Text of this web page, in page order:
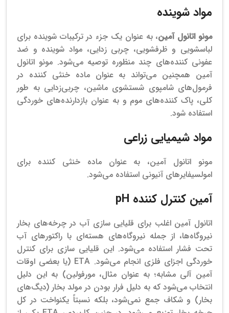
مواد شوینده
مونو اتانول آمین، به عنوان یک جزء در ترکیبات شوینده برای
لباسشویی و ظرفشویی، چربی زدایی، مواد شوینده و ضد
عفونی کننده‌های چند منظوره توصیه می‌شود. مونو اتانول
آمین همچنین می‌تواند به عنوان ماده خنثی کننده در
فرمول‌های شامپوی شستشوی ماشین، چربی‌زدایی به طور
کلی، پاک کننده‌های موم و به عنوان بازدارنده‌های خوردگی
استفاده شود.
مواد شیمیایی زراعی
مونو اتانول آمین، به عنوان ماده خنثی کننده برای
امولسیفایرهای آنیونی استفاده می‌شود.
آمین کنترل کننده pH
اتانول آمین اغلب برای قلیایی سازی آب در چرخه‌های بخار
نیروگاه‌ها، از جمله نیروگاه‌های هسته‌ای با راکتورهای آب
تحت فشار استفاده می‌شود. این قلیایی سازی برای کنترل
خوردگی اجزای فلزی انجام می‌شود. ETA (یا بعضی اوقات
آمین آلی مشابه؛ به عنوان مثال، مورفولین) به این دلیل
انتخاب می‌شود که به دلیل فرار بودن در مولد بخار (دیگ‌های
بخار) و شکاف جمع نمی‌شود، بلکه نسبتاً یکنواخت در کل